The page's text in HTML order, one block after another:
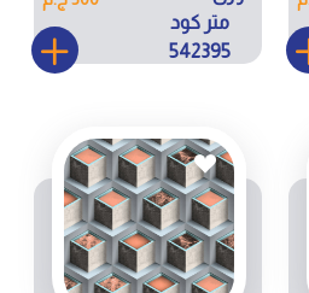
متر كود
542395